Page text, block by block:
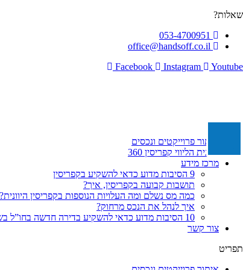
דלג
שאלות?
053-4700951
office@handsoff.co.il
Facebook
Instagram Youtube
איתור פרוייקטים ונכסים
תכנית הליווי קפריסין 360
מרכז מידע
9 הסיבות מדוע כדאי להשקיע בקפריסין
תושבות קבועה בקפריסין, איך?
כמה מס נשלם ומה העלויות הנוספות בקפריסין היוונית?
איך לנהל את הנכס מרחוק?
10 הסיבות מדוע כדאי להשקיע בדירה חדשה בחו”ל בשלב הפריסייל
צור קשר
תפריט